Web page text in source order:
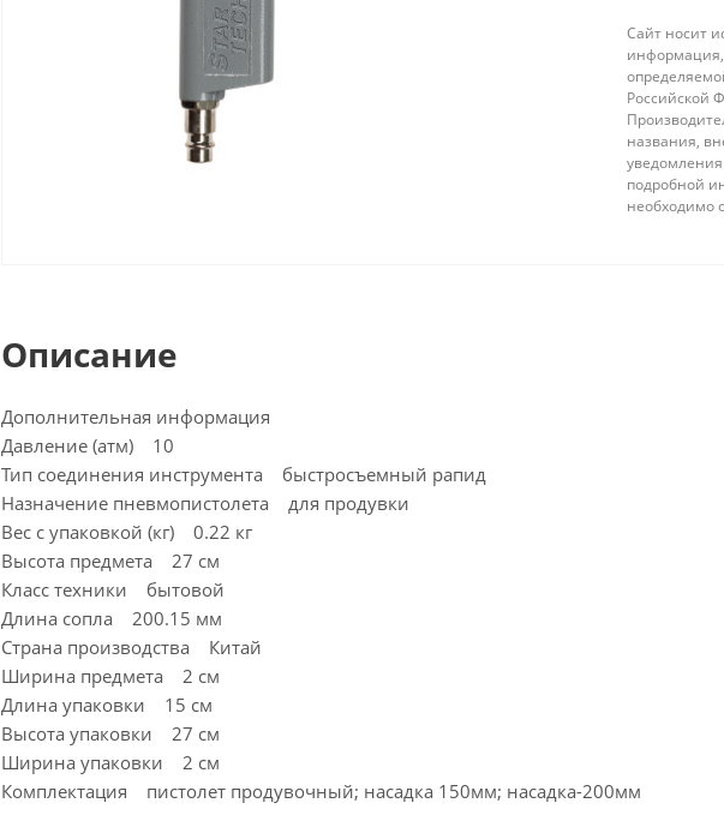
Сайт носит
информация,
Российской
названия,
подробной
необходимо
Описание
Дополнительная информация
Давление (атм) 10
Тип соединения инструмента быстросъемный рапид
Назначение пневмопистолета для продувки
Вес с упаковкой (кг) 0.22 кг
Высота предмета 27 см
Класс техники бытовой
Длина сопла 200.15 мм
Страна производства Китай
Ширина предмета 2 см
Длина упаковки 15 см
Высота упаковки 27 см
Ширина упаковки 2 см
Комплектация пистолет продувочный; насадка 150мм; насадка-200мм